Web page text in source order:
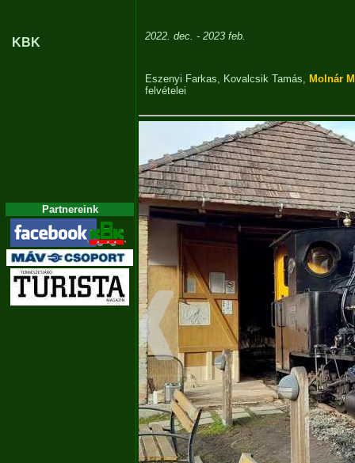
KBK
Partnereink
2022. dec. - 2023 feb.
Eszenyi Farkas, Kovalcsik Tamás, Molnár
felvételei